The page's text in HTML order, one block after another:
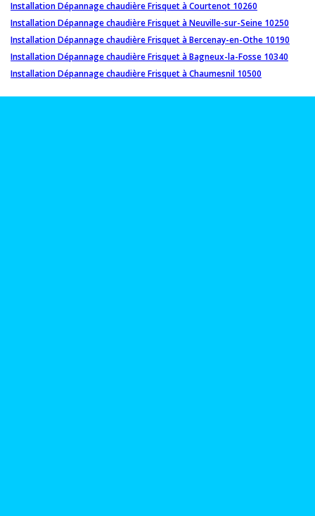
Installation Dépannage chaudière Frisquet à Courtenot 10260
Installation Dépannage chaudière Frisquet à Neuville-sur-Seine 10250
Installation Dépannage chaudière Frisquet à Bercenay-en-Othe 10190
Installation Dépannage chaudière Frisquet à Bagneux-la-Fosse 10340
Installation Dépannage chaudière Frisquet à Chaumesnil 10500